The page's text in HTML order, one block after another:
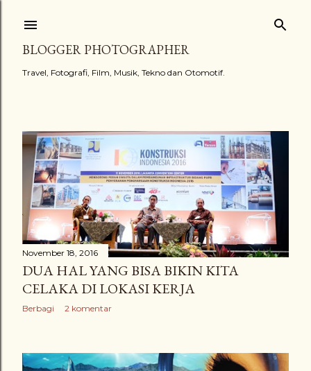
BLOGGER PHOTOGRAPHER
Travel, Fotografi, Film, Musik, Tekno dan Otomotif.
Postingan
November 18, 2016
DUA HAL YANG BISA BIKIN KITA
CELAKA DI LOKASI KERJA
Berbagi 2 komentar